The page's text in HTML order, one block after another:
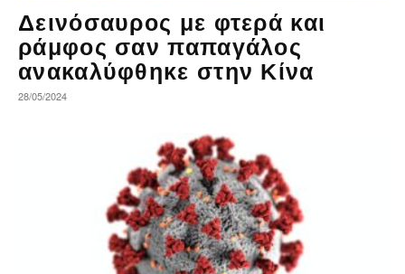
Δεινόσαυρος με φτερά και
ράμφος σαν παπαγάλος
ανακαλύφθηκε στην Κίνα
28/05/2024